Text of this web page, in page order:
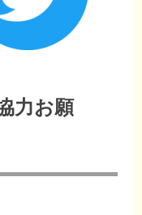
力お願